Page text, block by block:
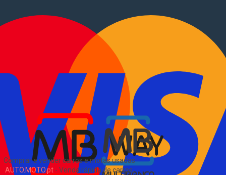
Comprar e vender carros e motas usadas
AUTO.MOTO.pt- Venda rápida de carros,
Comerciais usados
Vender comerciais
Informações
Como comprar e vender
Pacotes de anúncios
Verificar VIN e matrícula
Sitemap
EN
Sobre Nós